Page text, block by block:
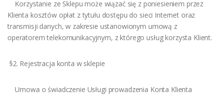
Korzystanie ze Sklepu może wiązać się z poniesieniem przez
Klienta kosztów opłat z tytułu dostępu do sieci Internet oraz
transmisji danych, w zakresie ustanowionym umową z
operatorem telekomunikacyjnym, z którego usług korzysta Klient.
§2. Rejestracja konta w sklepie
Umowa o świadczenie Usługi prowadzenia Konta Klienta